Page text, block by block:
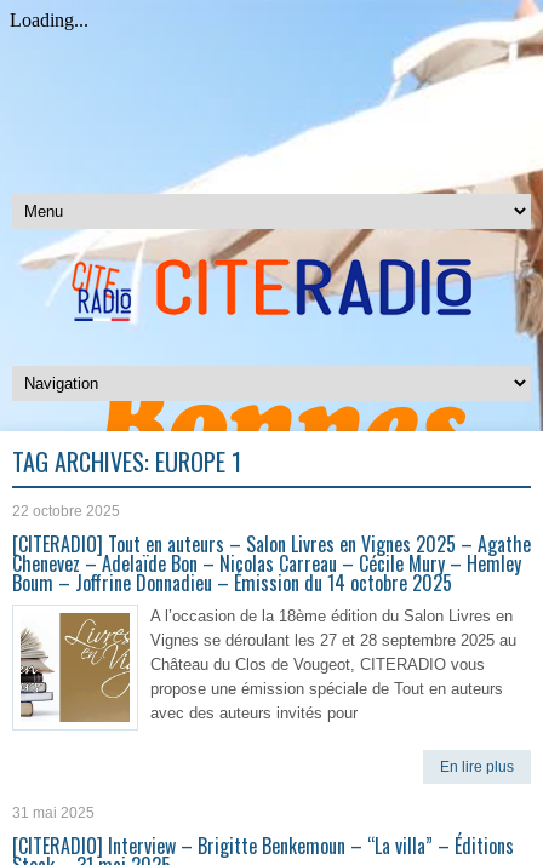
TAG ARCHIVES: EUROPE 1
22 octobre 2025
[CITERADIO] Tout en auteurs – Salon Livres en Vignes 2025 – Agathe
Chenevez – Adelaïde Bon – Nicolas Carreau – Cécile Mury – Hemley
Boum – Joffrine Donnadieu – Émission du 14 octobre 2025
A l’occasion de la 18ème édition du Salon Livres en
Vignes se déroulant les 27 et 28 septembre 2025 au
Château du Clos de Vougeot, CITERADIO vous
propose une émission spéciale de Tout en auteurs
avec des auteurs invités pour
En lire plus
31 mai 2025
[CITERADIO] Interview – Brigitte Benkemoun – “La villa” – Éditions